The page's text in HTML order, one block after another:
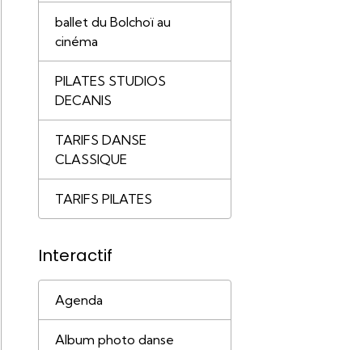
ballet du Bolchoï au
cinéma
PILATES STUDIOS
DECANIS
TARIFS DANSE
CLASSIQUE
TARIFS PILATES
Interactif
Agenda
Album photo danse